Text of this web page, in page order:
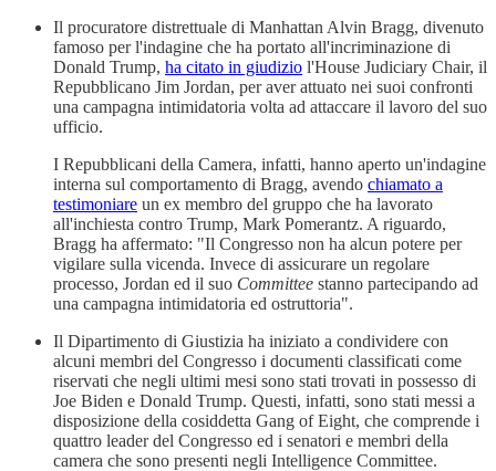
Il procuratore distrettuale di Manhattan Alvin Bragg, divenuto
famoso per l'indagine che ha portato all'incriminazione di
Donald Trump, ha citato in giudizio l'House Judiciary Chair, il
Repubblicano Jim Jordan, per aver attuato nei suoi confronti
una campagna intimidatoria volta ad attaccare il lavoro del suo
ufficio.
I Repubblicani della Camera, infatti, hanno aperto un'indagine
interna sul comportamento di Bragg, avendo chiamato a
testimoniare un ex membro del gruppo che ha lavorato
all'inchiesta contro Trump, Mark Pomerantz. A riguardo,
Bragg ha affermato: "Il Congresso non ha alcun potere per
vigilare sulla vicenda. Invece di assicurare un regolare
processo, Jordan ed il suo Committee stanno partecipando ad
una campagna intimidatoria ed ostruttoria".
Il Dipartimento di Giustizia ha iniziato a condividere con
alcuni membri del Congresso i documenti classificati come
riservati che negli ultimi mesi sono stati trovati in possesso di
Joe Biden e Donald Trump. Questi, infatti, sono stati messi a
disposizione della cosiddetta Gang of Eight, che comprende i
quattro leader del Congresso ed i senatori e membri della
camera che sono presenti negli Intelligence Committee.